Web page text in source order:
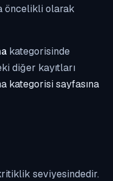
öncelikli olarak
kategorisinde
diğer kayıtları
kategorisi sayfasına
seviyesindedir.